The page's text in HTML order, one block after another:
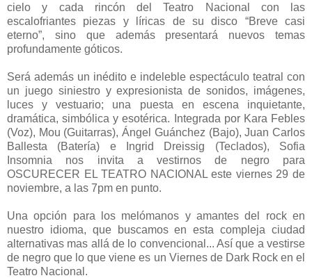
cielo y cada rincón del Teatro Nacional con las
escalofriantes piezas y líricas de su disco “Breve casi
eterno”, sino que además presentará nuevos temas
profundamente góticos.
Será además un inédito e indeleble espectáculo teatral con
un juego siniestro y expresionista de sonidos, imágenes,
luces y vestuario; una puesta en escena inquietante,
dramática, simbólica y esotérica. Integrada por Kara Febles
(Voz), Mou (Guitarras), Ángel Guánchez (Bajo), Juan Carlos
Ballesta (Batería) e Ingrid Dreissig (Teclados), Sofia
Insomnia nos invita a vestirnos de negro para
OSCURECER EL TEATRO NACIONAL este viernes 29 de
noviembre, a las 7pm en punto.
Una opción para los melómanos y amantes del rock en
nuestro idioma, que buscamos en esta compleja ciudad
alternativas mas allá de lo convencional... Así que a vestirse
de negro que lo que viene es un Viernes de Dark Rock en el
Teatro Nacional.